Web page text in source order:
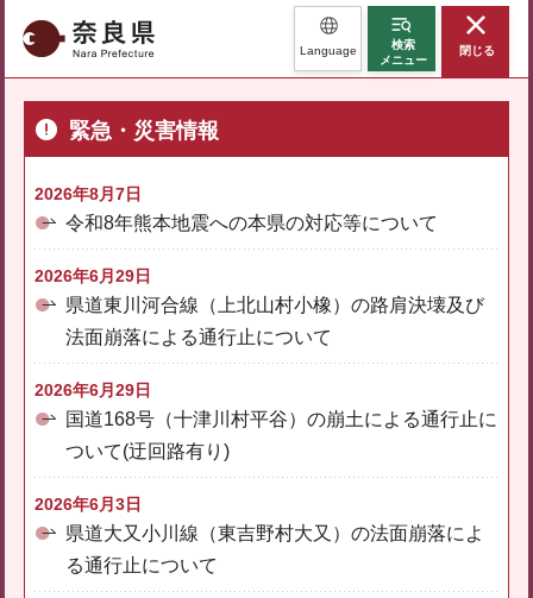
奈良県 Language
検索
メニュー
閉じる
緊急・災害情報
2026年8月7日
令和8年熊本地震への本県の対応等について
2026年6月29日
県道東川河合線（上北山村小橡）の路肩決壊及び
法面崩落による通行止について
2026年6月29日
国道168号（十津川村平谷）の崩土による通行止に
ついて(迂回路有り)
2026年6月3日
県道大又小川線（東吉野村大又）の法面崩落によ
る通行止について